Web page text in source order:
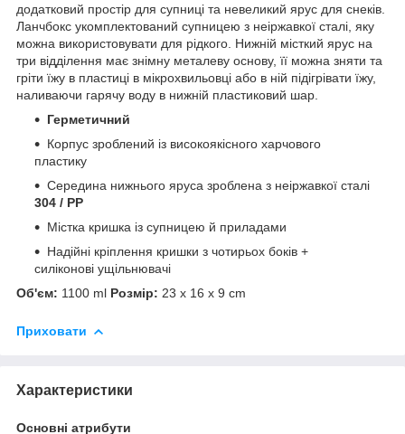
додатковий простір для супниці та невеликий ярус для снеків.
Ланчбокс укомплектований супницею з неіржавкої сталі, яку
можна використовувати для рідкого. Нижній місткий ярус на
три відділення має знімну металеву основу, її можна зняти та
гріти їжу в пластиці в мікрохвильовці або в ній підігрівати їжу,
наливаючи гарячу воду в нижній пластиковий шар.
Герметичний
Корпус зроблений із високоякісного харчового
пластику
Середина нижнього яруса зроблена з неіржавкої сталі
304 / PP
Містка кришка із супницею й приладами
Надійні кріплення кришки з чотирьох боків +
силіконові ущільнювачі
Об'єм: 1100 ml Розмір: 23 x 16 x 9 cm
Приховати
Характеристики
Основні атрибути